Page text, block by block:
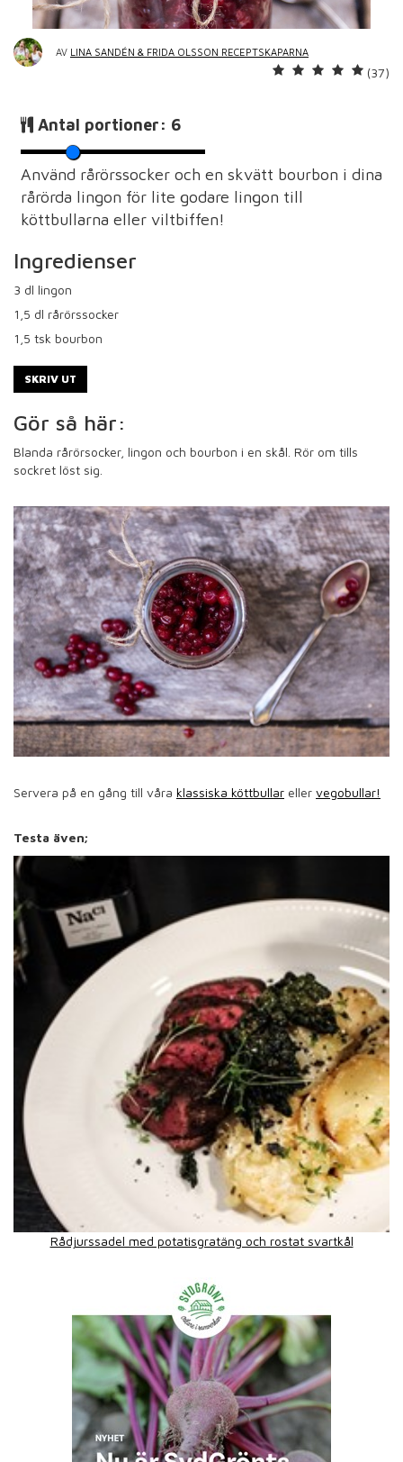
AV LINA SANDÉN & FRIDA OLSSON RECEPTSKAPARNA
(37)
Antal portioner: 6
Använd rårörssocker och en skvätt bourbon i dina
rårörda lingon för lite godare lingon till
köttbullarna eller viltbiffen!
Ingredienser
3 dl lingon
1,5 dl rårörssocker
1,5 tsk bourbon
SKRIV UT
Gör så här:
Blanda rårörsocker, lingon och bourbon i en skål. Rör om tills
sockret löst sig.
Servera på en gång till våra klassiska köttbullar eller vegobullar!
Testa även;
Rådjurssadel med potatisgratäng och rostat svartkål